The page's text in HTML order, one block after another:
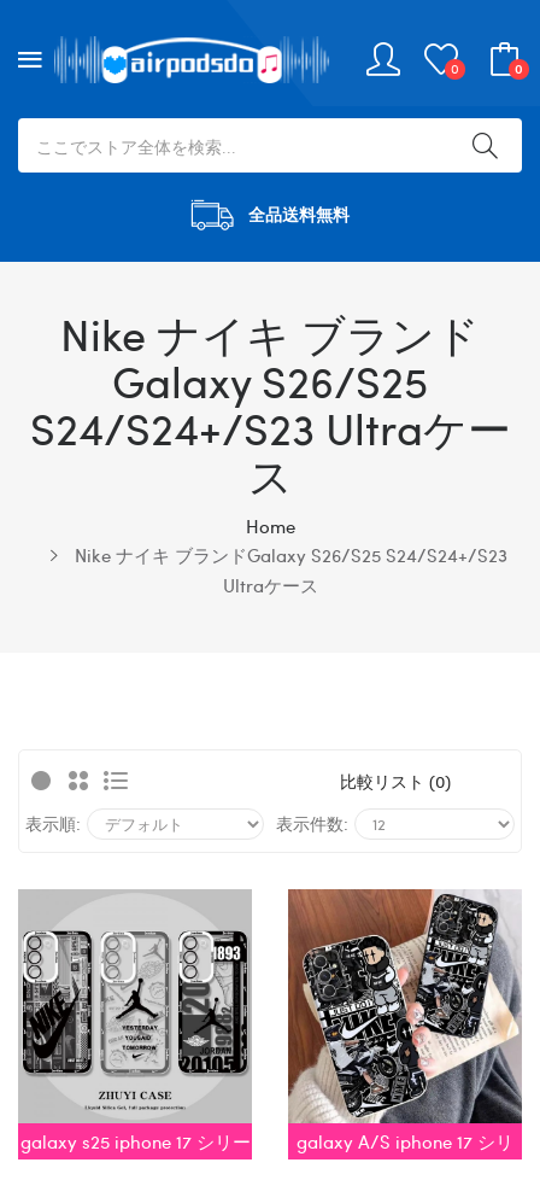
0 0
全品送料無料
Nike ナイキ ブランド
Galaxy S26/S25
S24/S24+/S23 Ultraケー
ス
Home
Nike ナイキ ブランドGalaxy S26/S25 S24/S24+/S23
Ultraケース
比較リスト (0)
表示順:
表示件数:
galaxy s25 iphone 17 シリー
galaxy A/S iphone 17 シリ